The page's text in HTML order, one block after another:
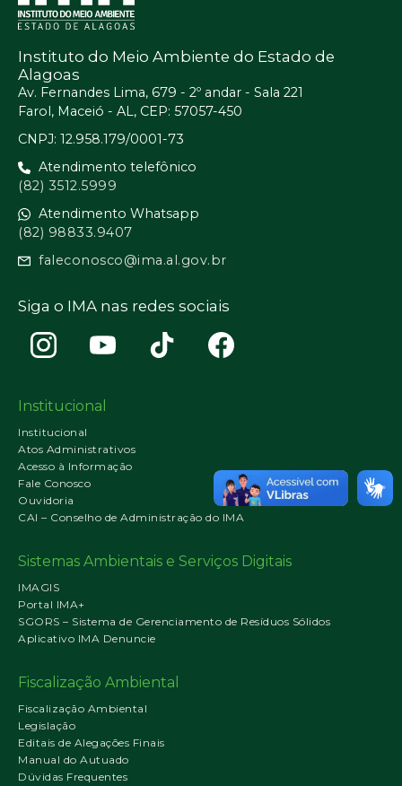
Instituto do Meio Ambiente do Estado de
Alagoas
Av. Fernandes Lima, 679 - 2º andar - Sala 221
Farol, Maceió - AL, CEP: 57057-450
CNPJ: 12.958.179/0001-73
Atendimento telefônico
(82) 3512.5999
Atendimento Whatsapp
(82) 98833.9407
faleconosco@ima.al.gov.br
Siga o IMA nas redes sociais
Institucional
Institucional
Atos Administrativos
Acesso à Informação
Fale Conosco
Ouvidoria
CAI – Conselho de Administração do IMA
Sistemas Ambientais e Serviços Digitais
IMAGIS
Portal IMA+
SGORS – Sistema de Gerenciamento de Resíduos Sólidos
Aplicativo IMA Denuncie
Fiscalização Ambiental
Fiscalização Ambiental
Legislação
Editais de Alegações Finais
Manual do Autuado
Dúvidas Frequentes